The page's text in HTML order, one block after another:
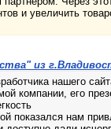
и увеличить
из
нашего
компании, его
показался нам